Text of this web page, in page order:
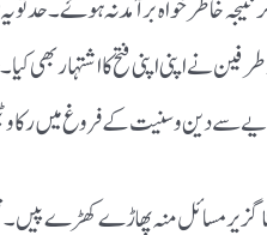
نتیجہ خاطر خواہ برآمد نہ ہوۓ۔حد تو
نے اپنی اپنی فتح کا اشتہار بھی
سے دین و سنیت کے فروغ میں
مسائل منہ پھاڑے کھڑے